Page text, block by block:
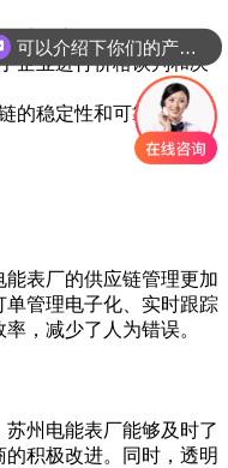
采购流程。
企业进行价格谈判和决
的稳定性和可靠性。
表厂的供应链管理更加
管理电子化、实时跟踪
，减少了人为错误。
州电能表厂能够及时了
积极改进。同时，透明
你们是怎么收费的呢